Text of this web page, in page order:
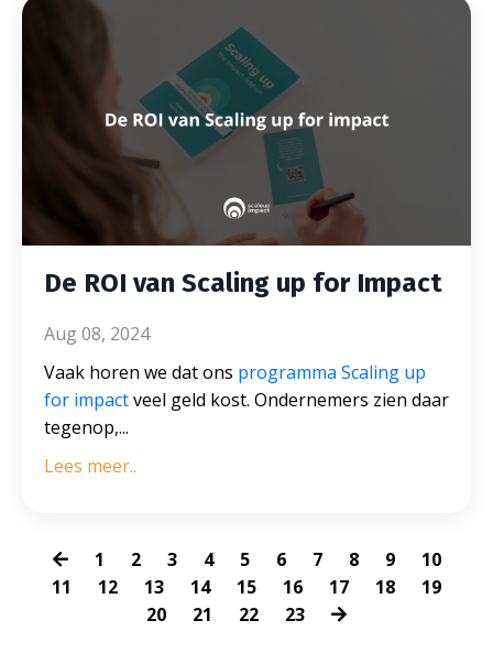
De ROI van Scaling up for Impact
Aug 08, 2024
Vaak horen we dat ons programma Scaling up
for impactveel geld kost. Ondernemers zien daar
tegenop,...
Lees meer..
1 2 3 4 5 6 7 8 9
10
11
12 13 14 15 16 17 18
19
20
21 22 23